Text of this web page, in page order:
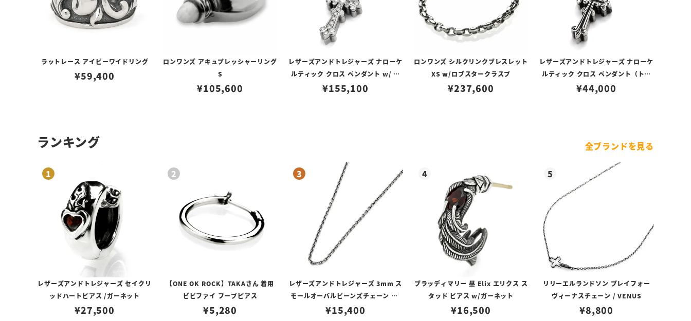
ラットレース アイビーワイドリング
¥59,400
ロンワンズ アキュプレッシャーリング
S
¥105,600
レザーズアンドトレジャーズ ナローケ
ルティック クロス ペンダント w/ ダ
イヤモンドパヴェ（トップのみ）
¥155,100
ロンワンズ シルクリンクブレスレット
XS w/ロブスタークラスプ
¥237,600
レザーズアンドトレジャーズ ナローケ
ルティック クロス ペンダント（トッ
プのみ）
¥44,000
ランキング 全ブランドを見る
レザーズアンドトレジャーズ セイクリ
ッドハートピアス /ガーネット
¥27,500
【ONE OK ROCK】TAKAさん 着用
ビビファイ フープピアス
¥5,280
レザーズアンドトレジャーズ 3mm ス
モールオーバルビーンズチェーン w/
ロブスタークラスプ＆LTロゴプレート
¥15,400
ブラッディマリー 昼 Elix エリクス ス
タッド ピアス w/ガーネット
¥16,500
リリーエルランドソン プレイフォー
ヴィーナスチェーン / VENUS
¥8,800